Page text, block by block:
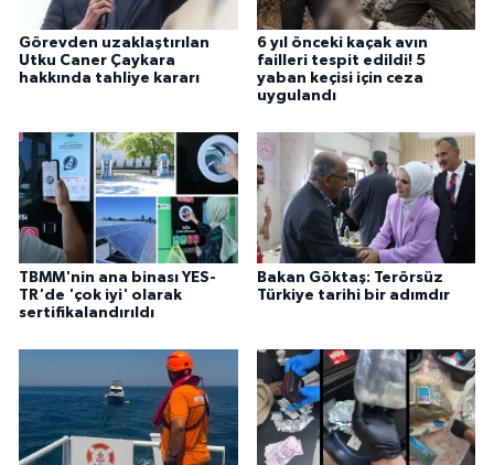
Görevden uzaklaştırılan
Utku Caner Çaykara
hakkında tahliye kararı
6 yıl önceki kaçak avın
failleri tespit edildi! 5
yaban keçisi için ceza
uygulandı
TBMM'nin ana binası YES-
TR'de 'çok iyi' olarak
sertifikalandırıldı
Bakan Göktaş: Terörsüz
Türkiye tarihi bir adımdır